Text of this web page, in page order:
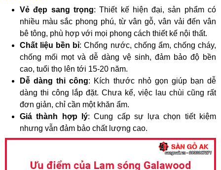
Vẻ đẹp sang trọng: Thiết kế hiện đại, sản phẩm có
nhiều màu sắc phong phú, từ vân gỗ, vân vải đến vân
bê tông, phù hợp với mọi phong cách thiết kế nội thất.
Chất liệu bền bỉ: Chống nước, chống ẩm, chống cháy,
chống mối mọt và dễ dàng vệ sinh, đảm bảo độ bền
cao, tuổi thọ lên tới 15-20 năm.
Dễ dàng thi công: Kích thước nhỏ gọn giúp bạn dễ
dàng thi công lắp đặt. Chưa kể, việc lau chùi cũng rất
đơn giản, chỉ cần một khăn ẩm.
Giá thành hợp lý: Cung cấp sự lựa chọn tiết kiệm
nhưng vẫn đảm bảo chất lượng cao.